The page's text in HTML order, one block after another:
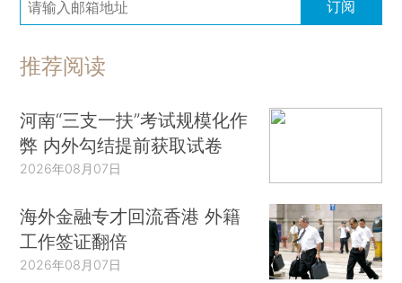
订阅
推荐阅读
河南“三支一扶”考试规模化作
弊 内外勾结提前获取试卷
2026年08月07日
海外金融专才回流香港 外籍
工作签证翻倍
2026年08月07日